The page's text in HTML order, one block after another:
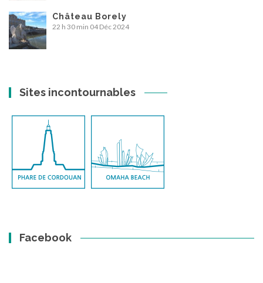
Château Borely
22 h 30 min 04 Déc 2024
Sites incontournables
Facebook